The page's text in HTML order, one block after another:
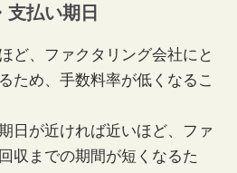
払い期日
ど、ファクタリング会社にと
ため、手数料率が低くなるこ
日が近ければ近いほど、ファ
収までの期間が短くなるた